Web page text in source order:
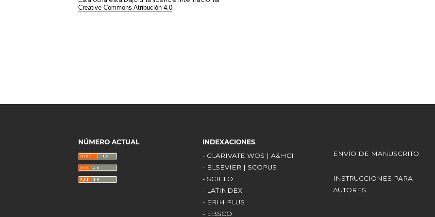
Creative Commons Atribución 4.0
NÚMERO ACTUAL
INDEXACIONES
- CLARIVATE WOS | A&HCI
- ELSEVIER | SCOPUS
- SCIELO
- LATINDEX
- ERIH PLUS
- EBSCO
ENVÍO DE MANUSCRITO
INSTRUCCIONES PARA
AUTORES